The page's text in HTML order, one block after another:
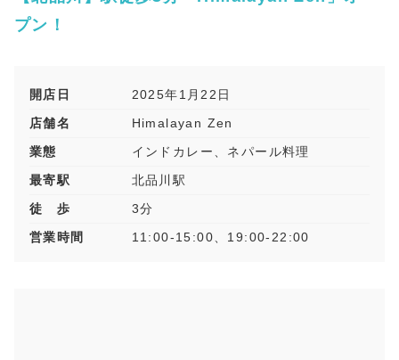
プン！
開店日
2025年1月22日
店舗名
Himalayan Zen
業態
インドカレー、ネパール料理
最寄駅
北品川駅
徒 歩
3分
営業時間
11:00-15:00、19:00-22:00